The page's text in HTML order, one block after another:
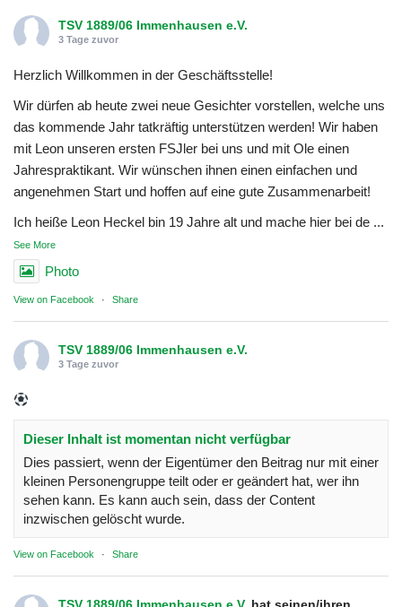
TSV 1889/06 Immenhausen e.V.
3 Tage zuvor
Herzlich Willkommen in der Geschäftsstelle!
Wir dürfen ab heute zwei neue Gesichter vorstellen, welche uns
das kommende Jahr tatkräftig unterstützen werden! Wir haben
mit Leon unseren ersten FSJler bei uns und mit Ole einen
Jahrespraktikant. Wir wünschen ihnen einen einfachen und
angenehmen Start und hoffen auf eine gute Zusammenarbeit!
Ich heiße Leon Heckel bin 19 Jahre alt und mache hier bei de ...
See More
Photo
View on Facebook · Share
TSV 1889/06 Immenhausen e.V.
3 Tage zuvor
Dieser Inhalt ist momentan nicht verfügbar
Dies passiert, wenn der Eigentümer den Beitrag nur mit einer
kleinen Personengruppe teilt oder er geändert hat, wer ihn
sehen kann. Es kann auch sein, dass der Content
inzwischen gelöscht wurde.
View on Facebook · Share